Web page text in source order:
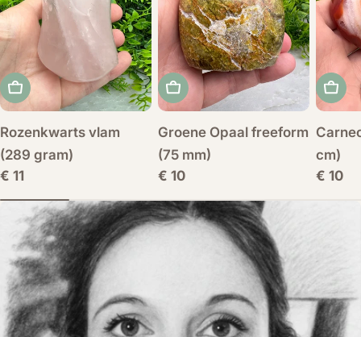
Voeg toe aan winkelwagen
Rozenkwarts vlam
(289 gram)
Normale
prijs
€ 11
Voeg toe aan winkelwagen
Groene Opaal freeform
(75 mm)
Normale
€ 10
cm)
€ 10